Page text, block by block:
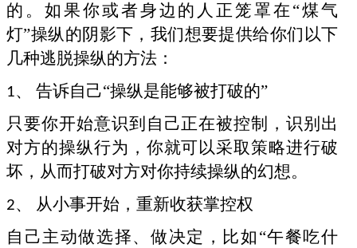
的。如果你或者身边的人正笼罩在“煤气
灯”操纵的阴影下，我们想要提供给你们以下
几种逃脱操纵的方法：
1、 告诉自己“操纵是能够被打破的”
只要你开始意识到自己正在被控制，识别出
对方的操纵行为，你就可以采取策略进行破
坏，从而打破对方对你持续操纵的幻想。
2、 从小事开始，重新收获掌控权
自己主动做选择、做决定，比如 “午餐吃什